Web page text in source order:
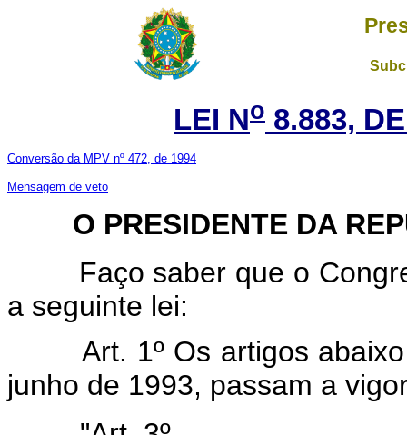
LEI No 8.883,
Conversão da MPV nº 472, de 1994
Mensagem de veto
O PRESIDENTE DA
Faço saber que o
a seguinte lei:
Art. 1º Os artigos
junho de 1993, passam a